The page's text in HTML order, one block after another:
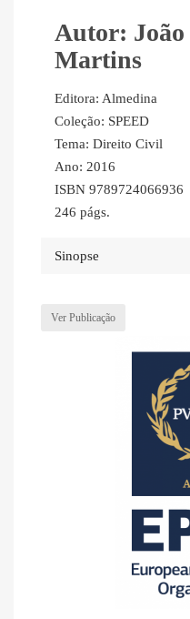
Autor: João
Martins
Editora: Almedina
Coleção: SPEED
Tema: Direito Civil
Ano: 2016
ISBN 9789724066936
246 págs.
Sinopse
Ver Publicação